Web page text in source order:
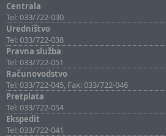
Centrala
Tel: 033/722-030
Uredništvo
Tel: 033/722-038
Pravna služba
Tel: 033/722-051
Računovodstvo
Tel: 033/722-045, Fax: 033/722-046
Pretplata
Tel: 033/722-054
Ekspedit
Tel: 033/722-041